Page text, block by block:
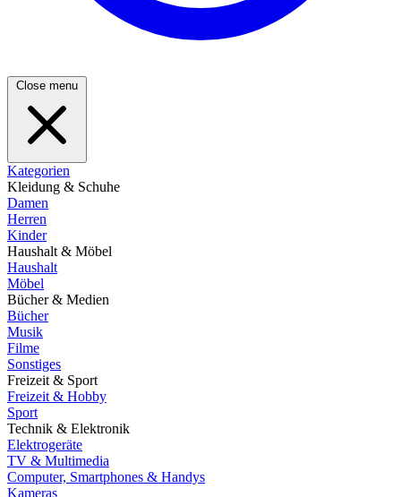
Close menu
Kategorien
Kleidung & Schuhe
Damen
Herren
Kinder
Haushalt & Möbel
Haushalt
Möbel
Bücher & Medien
Bücher
Musik
Filme
Sonstiges
Freizeit & Sport
Freizeit & Hobby
Sport
Technik & Elektronik
Elektrogeräte
TV & Multimedia
Computer, Smartphones & Handys
Kameras